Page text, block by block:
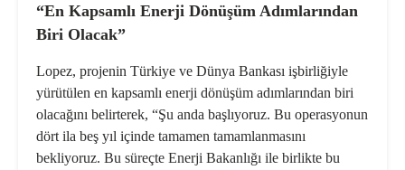
“En Kapsamlı Enerji Dönüşüm Adımlarından
Biri Olacak”
Lopez, projenin Türkiye ve Dünya Bankası işbirliğiyle
yürütülen en kapsamlı enerji dönüşüm adımlarından biri
olacağını belirterek, “Şu anda başlıyoruz. Bu operasyonun
dört ila beş yıl içinde tamamen tamamlanmasını
bekliyoruz. Bu süreçte Enerji Bakanlığı ile birlikte bu